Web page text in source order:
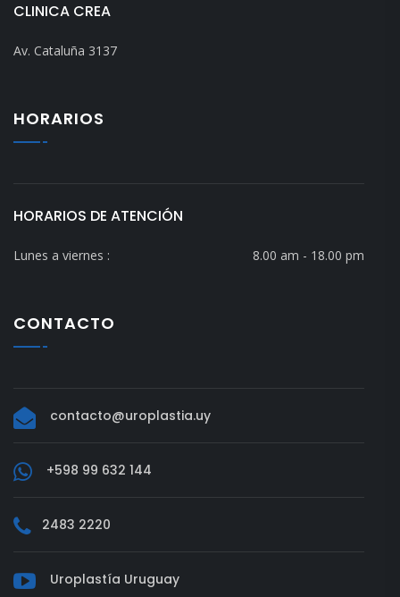
CLINICA CREA
Av. Cataluña 3137
HORARIOS
HORARIOS DE ATENCIÓN
Lunes a viernes : 8.00 am - 18.00 pm
CONTACTO
contacto@uroplastia.uy
+598 99 632 144
2483 2220
Uroplastía Uruguay